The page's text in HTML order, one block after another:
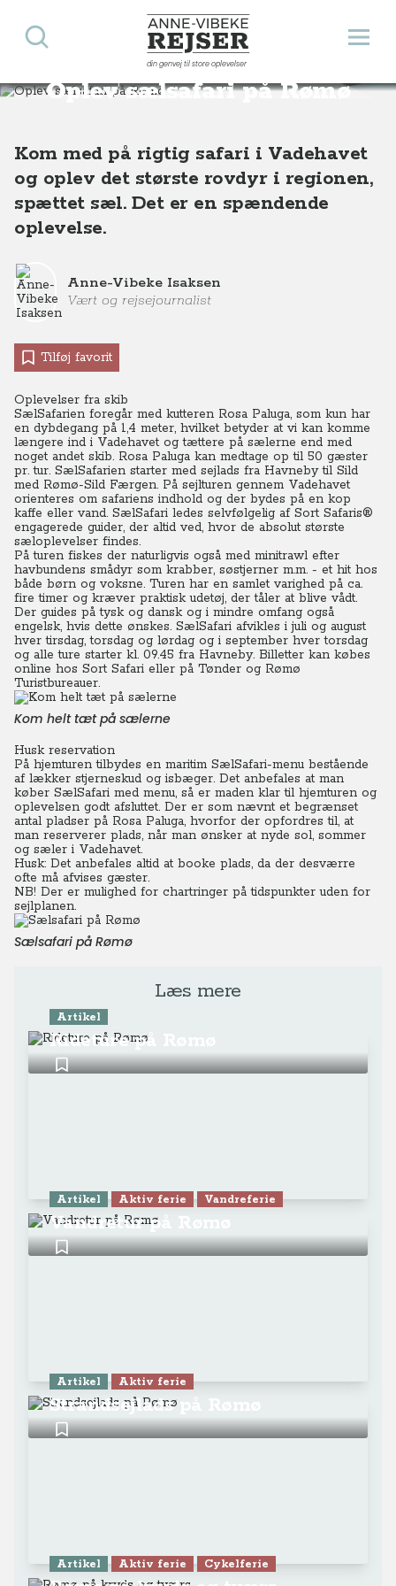
Anne-Vibeke Rejser
din genvej til store oplevelser
Åbn
Søg
Oplev sælsafari på Rømø
Destinationer Europa Danmark Oplev sælsafari på Rømø
Kom med på rigtig safari i Vadehavet
og oplev det største rovdyr i regionen,
spættet sæl. Det er en spændende
oplevelse.
Anne-Vibeke Isaksen
Vært og rejsejournalist
Tilføj favorit
Oplevelser fra skib
SælSafarien foregår med kutteren Rosa Paluga, som kun har
en dybdegang på 1,4 meter, hvilket betyder at vi kan komme
længere ind i Vadehavet og tættere på sælerne end med
noget andet skib. Rosa Paluga kan medtage op til 50 gæster
pr. tur. SælSafarien starter med sejlads fra Havneby til Sild
med Rømø-Sild Færgen. På sejlturen gennem Vadehavet
orienteres om safariens indhold og der bydes på en kop
kaffe eller vand. SælSafari ledes selvfølgelig af Sort Safaris®
engagerede guider, der altid ved, hvor de absolut største
sæloplevelser findes.
På turen fiskes der naturligvis også med minitrawl efter
havbundens smådyr som krabber, søstjerner m.m. - et hit hos
både børn og voksne. Turen har en samlet varighed på ca.
fire timer og kræver praktisk udetøj, der tåler at blive vådt.
Der guides på tysk og dansk og i mindre omfang også
engelsk, hvis dette ønskes. SælSafari afvikles i juli og august
hver tirsdag, torsdag og lørdag og i september hver torsdag
og alle ture starter kl. 09.45 fra Havneby. Billetter kan købes
online hos Sort Safari eller på Tønder og Rømø
Turistbureauer.
Kom helt tæt på sælerne
Husk reservation
På hjemturen tilbydes en maritim SælSafari-menu bestående
af lækker stjerneskud og isbæger. Det anbefales at man
køber SælSafari med menu, så er maden klar til hjemturen og
oplevelsen godt afsluttet. Der er som nævnt et begrænset
antal pladser på Rosa Paluga, hvorfor der opfordres til, at
man reserverer plads, når man ønsker at nyde sol, sommer
og sæler i Vadehavet.
Husk: Det anbefales altid at booke plads, da der desværre
ofte må afvises gæster.
NB! Der er mulighed for chartringer på tidspunkter uden for
sejlplanen.
Sælsafari på Rømø
Læs mere
Artikel
Rideture på Rømø
Artikel Aktiv ferie Vandreferie
Vandretur på Rømø
Artikel Aktiv ferie
Strandsejlads på Rømø
Artikel Aktiv ferie Cykelferie